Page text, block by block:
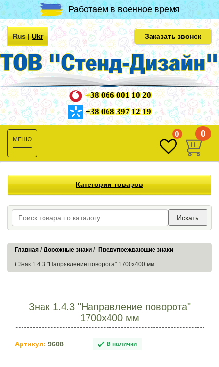
Работаем в военное время
Rus|Ukr Заказать звонок
+38 066 001 10 20
+38 068 397 12 19
Toggle
navigation
0 0
Категории товаров
Искать
Главная Дорожные знаки Предупреждающие знаки
Знак 1.4.3 "Направление поворота" 1700х400 мм
Знак 1.4.3 "Направление поворота"
1700х400 мм
Артикул: 9608 В наличии